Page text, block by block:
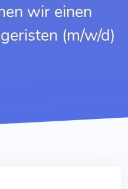
wir einen
(m/w/d)